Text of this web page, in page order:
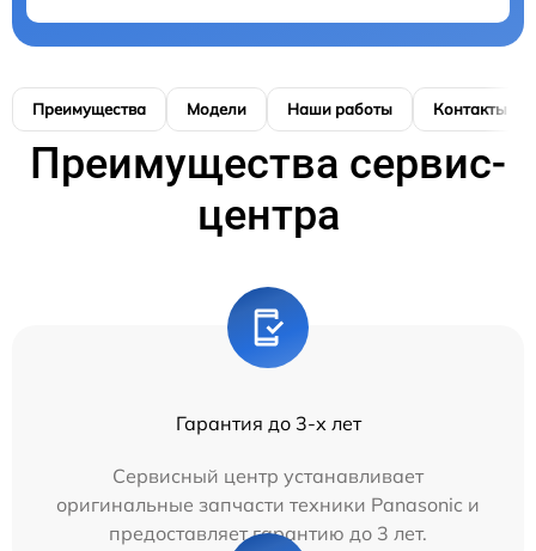
Преимущества Модели Наши работы Контакты
Преимущества сервис-
центра
Гарантия до 3-х лет
Сервисный центр устанавливает
оригинальные запчасти техники Panasonic и
предоставляет гарантию до 3 лет.